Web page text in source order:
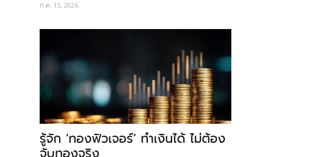
ก.ค. 15, 2026
รู้จัก ‘ทองฟิวเจอร์’ ทำเงินได้ ไม่ต้อง
จับทองจริง